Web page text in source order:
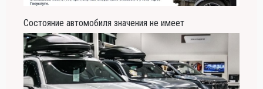
Состояние автомобиля значения не имеет